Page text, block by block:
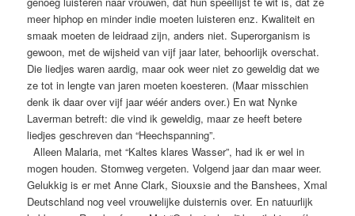
meer hiphop en minder indie moeten luisteren enz. Kwaliteit en
smaak moeten de leidraad zijn, anders niet. Superorganism is
gewoon, met de wijsheid van vijf jaar later, behoorlijk overschat.
Die liedjes waren aardig, maar ook weer niet zo geweldig dat we
ze tot in lengte van jaren moeten koesteren. (Maar misschien
denk ik daar over vijf jaar wéér anders over.) En wat Nynke
Laverman betreft: die vind ik geweldig, maar ze heeft betere
liedjes geschreven dan “Heechspanning”.
Alleen Malaria, met “Kaltes klares Wasser”, had ik er wel in
mogen houden. Stomweg vergeten. Volgend jaar dan maar weer.
Gelukkig is er met Anne Clark, Siouxsie and the Banshees, Xmal
Deutschland nog veel vrouwelijke duisternis over. En natuurlijk